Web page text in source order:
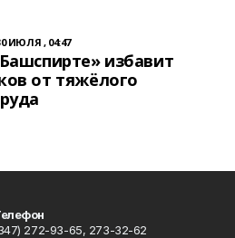
ИЮЛЯ , 04:47
избавит
от тяжёлого
272-93-65, 273-32-62